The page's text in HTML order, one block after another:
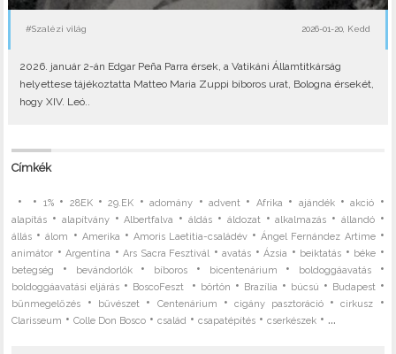
#Szalézi világ 2026-01-20, Kedd
2026. január 2-án Edgar Peña Parra érsek, a Vatikáni Államtitkárság
helyettese tájékoztatta Matteo Maria Zuppi bíboros urat, Bologna érsekét,
hogy XIV. Leó..
Címkék
• • 1%• 28EK•29.EK •adomány •advent • Afrika • ajándék•akció •
alapítás • alapítvány•Albertfalva •áldás • áldozat •alkalmazás • állandó•
állás •álom • Amerika • Amoris Laetitia-családév •Ángel Fernández Artime•
animátor •Argentína •Ars Sacra Fesztivál •avatás •Ázsia • beiktatás • béke •
betegség • bevándorlók• bíboros • bicentenárium • boldoggáavatás•
boldoggáavatási eljárás • BoscoFeszt • börtön • Brazília • búcsú • Budapest •
bűnmegelőzés • bűvészet • Centenárium •cigány pasztoráció•cirkusz •
Clarisseum •Colle Don Bosco •család •csapatépítés •cserkészek • ...